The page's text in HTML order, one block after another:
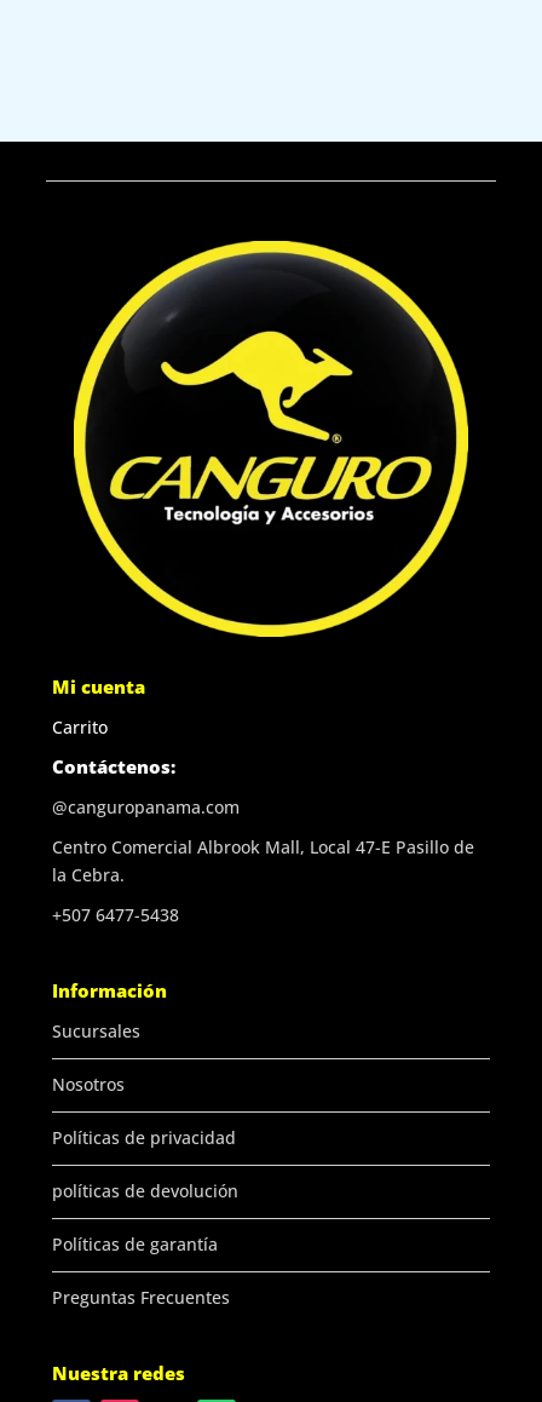
Mi cuenta
Carrito
Contáctenos:
@canguropanama.com
Centro Comercial Albrook Mall, Local 47-E Pasillo de
la Cebra.
+507 6477-5438
Información
Sucursales
Nosotros
Políticas de privacidad
políticas de devolución
Políticas de garantía
Preguntas Frecuentes
Nuestra redes